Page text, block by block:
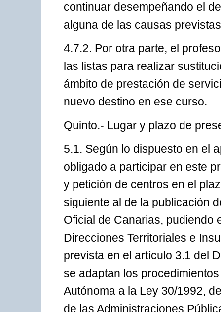
continuar desempeñando el
alguna de las causas
4.7.2. Por otra parte, el
las listas para realizar
ámbito de prestación de
nuevo destino en ese curso.
Quinto.- Lugar y plazo de
5.1. Según lo dispuesto en el
obligado a participar en este
y petición de centros en el
siguiente al de la publicación
Oficial de Canarias, pudiendo
Direcciones Territoriales e
prevista en el artículo 3.1 del
se adaptan los
Autónoma a la Ley 30/1992,
de las Administraciones